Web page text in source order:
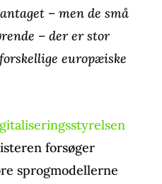
– men de små
– der er stor
europæiske
forsøger
sprogmodellerne